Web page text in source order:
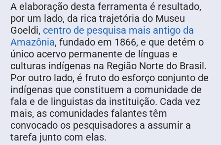
A elaboração desta ferramenta é resultado,
por um lado, da rica trajetória do Museu
Goeldi, centro de pesquisa mais antigo da
Amazônia, fundado em 1866, e que detém o
único acervo permanente de línguas e
culturas indígenas na Região Norte do Brasil.
Por outro lado, é fruto do esforço conjunto de
indígenas que constituem a comunidade de
fala e de linguistas da instituição. Cada vez
mais, as comunidades falantes têm
convocado os pesquisadores a assumir a
tarefa junto com elas.